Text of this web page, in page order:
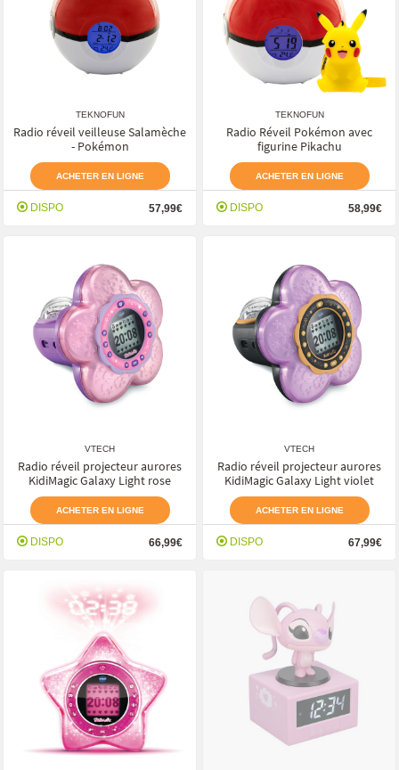
TEKNOFUN
Radio réveil veilleuse Salamèche
- Pokémon
ACHETER EN LIGNE
DISPO 57,99€
TEKNOFUN
Radio Réveil Pokémon avec
figurine Pikachu
ACHETER EN LIGNE
DISPO 58,99€
VTECH
Radio réveil projecteur aurores
KidiMagic Galaxy Light rose
ACHETER EN LIGNE
DISPO 66,99€
VTECH
Radio réveil projecteur aurores
KidiMagic Galaxy Light violet
ACHETER EN LIGNE
DISPO 67,99€